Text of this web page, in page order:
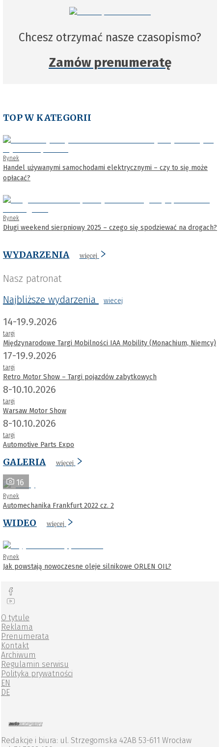
Chcesz otrzymać nasze czasopismo?
Zamów prenumeratę
TOP W KATEGORII
Rynek
Handel używanymi samochodami elektrycznymi – czy to się może
opłacać?
Rynek
Długi weekend sierpniowy 2025 – czego się spodziewać na drogach?
WYDARZENIA więcej
Nasz patronat
Najbliższe wydarzenia
wiecej
14-19.9.2026
targi
Międzynarodowe Targi Mobilności IAA Mobility (Monachium, Niemcy)
17-19.9.2026
targi
Retro Motor Show – Targi pojazdów zabytkowych
8-10.10.2026
targi
Warsaw Motor Show
8-10.10.2026
targi
Automotive Parts Expo
GALERIA więcej
16
Rynek
Automechanika Frankfurt 2022 cz. 2
WIDEO więcej
Rynek
Jak powstają nowoczesne oleje silnikowe ORLEN OIL?
O tytule
Reklama
Prenumerata
Kontakt
Archiwum
Regulamin serwisu
Polityka prywatności
EN
DE
Redakcje i biura: ul. Strzegomska 42AB 53-611 Wrocław